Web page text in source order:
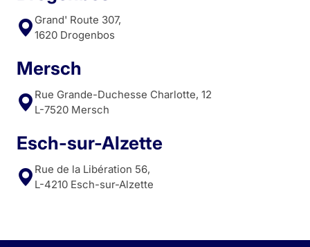
Grand' Route 307,
1620 Drogenbos
Mersch
Rue Grande-Duchesse Charlotte, 12
L-7520 Mersch
Esch-sur-Alzette
Rue de la Libération 56,
L-4210 Esch-sur-Alzette